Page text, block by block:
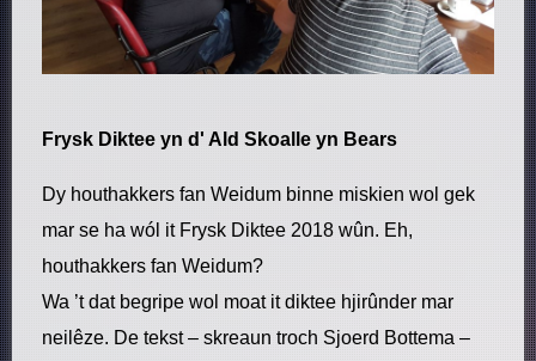
Frysk Diktee yn d' Ald Skoalle yn Bears
Dy houthakkers fan Weidum binne miskien wol gek
mar se ha wól it Frysk Diktee 2018 wûn. Eh,
houthakkers fan Weidum?
Wa ’t dat begripe wol moat it diktee hjirûnder mar
neilêze. De tekst – skreaun troch Sjoerd Bottema –